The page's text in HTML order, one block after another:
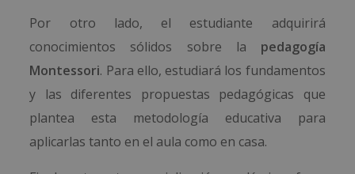
Por otro lado, el estudiante adquirirá
conocimientos sólidos sobre la pedagogía
Montessori. Para ello, estudiará los fundamentos
y las diferentes propuestas pedagógicas que
plantea esta metodología educativa para
aplicarlas tanto en el aula como en casa.